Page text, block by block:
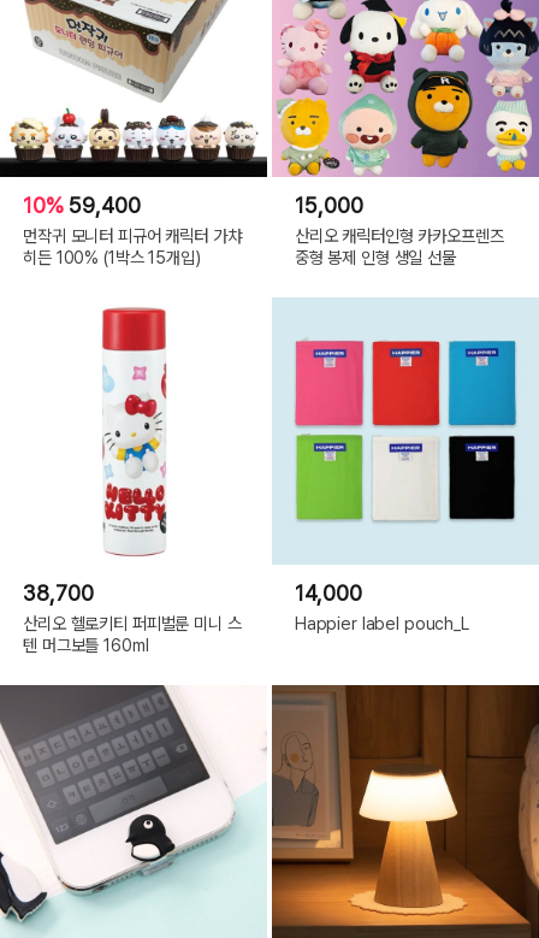
10% 59,400
먼작귀 모니터 피규어 캐릭터 가챠
히든 100% (1박스 15개입)
15,000
산리오 캐릭터인형 카카오프렌즈
중형 봉제 인형 생일 선물
38,700
산리오 헬로키티 퍼피벌룬 미니 스
텐 머그보틀 160ml
14,000
Happier label pouch_L